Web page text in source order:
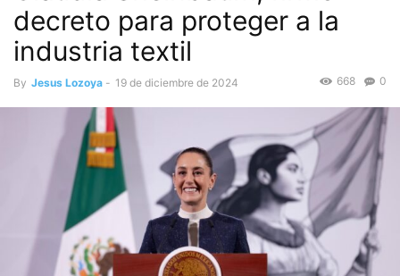
decreto para proteger a la
industria textil
By Jesus Lozoya - 19 de diciembre de 2024 0
668